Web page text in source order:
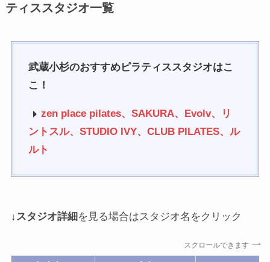
ティススタジオ一覧
武蔵小杉のおすすめピラティススタジオはこ
こ！
zen place pilates、SAKURA、Evolv、リ
ントスル、STUDIO IVY、CLUB PILATES、ル
ルト
↓スタジオ詳細を見る場合はスタジオ名をクリック
スクロールできます